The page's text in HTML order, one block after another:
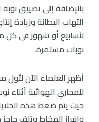
بالإضافة إلى تضييق نوبة
التهاب البطانة وزيادة
لأسابيع أو شهور في
نوبات مستمرة.
أظهر العلماء الآن
للمجاري الهوائية أثناء
حيث يتم ضغط هذه